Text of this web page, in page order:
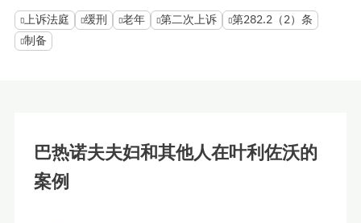
上诉法庭 缓刑 老年 第二次上诉
第282.2（2）条
制备
巴热诺夫夫妇和其他人在叶利佐沃的
案例